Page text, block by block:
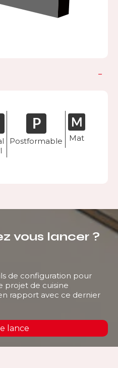
Postformable Mat
vous lancer ?
de configuration pour
projet de cuisine
rapport avec ce dernier
lance